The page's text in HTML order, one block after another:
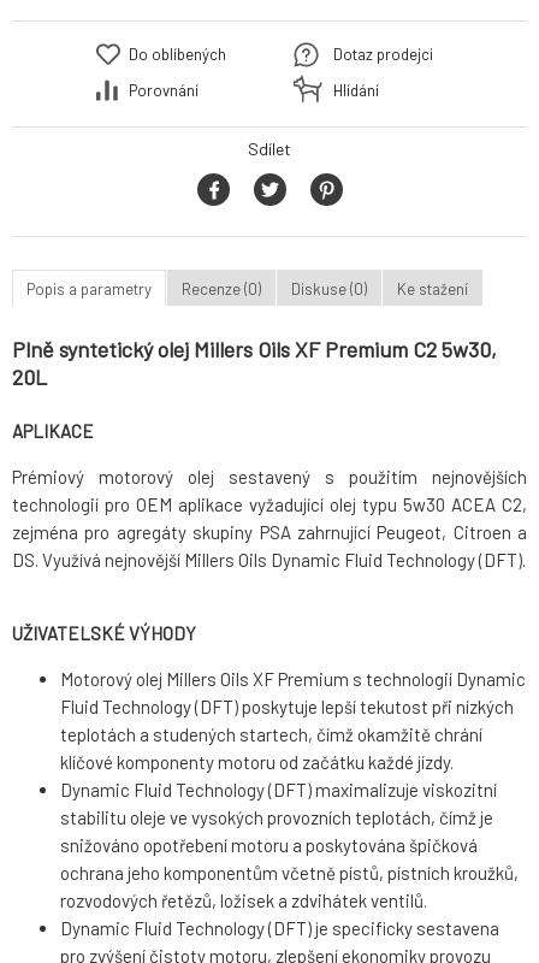
Do oblíbených
Porovnání
Dotaz prodejci
Hlídání
Sdílet
Popis a parametry Recenze (0) Diskuse (0) Ke stažení
Plně syntetický olej Millers Oils XF Premium C2 5w30,
20L
APLIKACE
Prémiový motorový olej sestavený s použitím nejnovějších
technologií pro OEM aplikace vyžadující olej typu 5w30 ACEA C2,
zejména pro agregáty skupiny PSA zahrnující Peugeot, Citroen a
DS. Využívá nejnovější Millers Oils Dynamic Fluid Technology (DFT).
UŽIVATELSKÉ VÝHODY
Motorový olej Millers Oils XF Premium s technologií Dynamic
Fluid Technology (DFT) poskytuje lepší tekutost při nízkých
teplotách a studených startech, čímž okamžitě chrání
klíčové komponenty motoru od začátku každé jízdy.
Dynamic Fluid Technology (DFT) maximalizuje viskozitní
stabilitu oleje ve vysokých provozních teplotách, čímž je
snižováno opotřebení motoru a poskytována špičková
ochrana jeho komponentům včetně pístů, pístních kroužků,
rozvodových řetězů, ložisek a zdvihátek ventilů.
Dynamic Fluid Technology (DFT) je specificky sestavena
pro zvýšení čistoty motoru, zlepšení ekonomiky provozu